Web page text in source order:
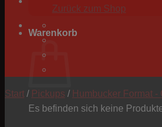
Zurück zum Shop
Warenkorb
Es befinden sich keine
Start / Pickups / Humbucker Format -